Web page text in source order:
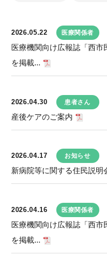
2026.05.22 医療関係者
医療機関向け広報誌「西市
を掲載...
2026.04.30 患者さん
産後ケアのご案内
2026.04.17 お知らせ
新病院等に関する住民説
2026.04.16 医療関係者
医療機関向け広報誌「西市
を掲載...